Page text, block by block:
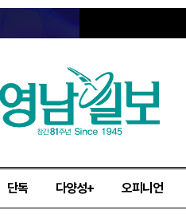
단독 다양성+ 오피니언